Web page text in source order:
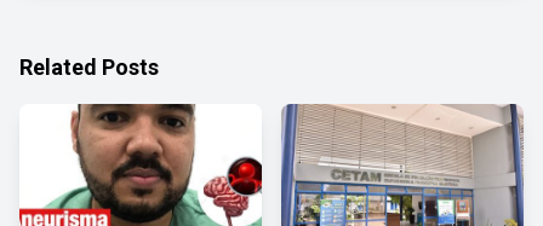
Related Posts